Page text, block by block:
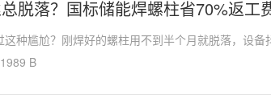
脱落？国标储能焊螺柱省70%返工
这种尴尬？刚焊好的螺柱用不到半个月就脱落，设
B